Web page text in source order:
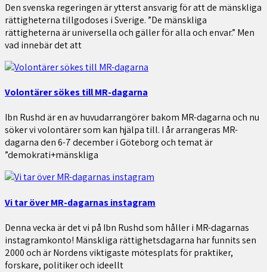
Den svenska regeringen är ytterst ansvarig för att de mänskliga
rättigheterna tillgodoses i Sverige. ”De mänskliga
rättigheterna är universella och gäller för alla och envar.” Men
vad innebär det att
Volontärer sökes till MR-dagarna
Ibn Rushd är en av huvudarrangörer bakom MR-dagarna och nu
söker vi volontärer som kan hjälpa till. I år arrangeras MR-
dagarna den 6-7 december i Göteborg och temat är
”demokrati+mänskliga
Vi tar över MR-dagarnas instagram
Denna vecka är det vi på Ibn Rushd som håller i MR-dagarnas
instagramkonto! Mänskliga rättighetsdagarna har funnits sen
2000 och är Nordens viktigaste mötesplats för praktiker,
forskare, politiker och ideellt